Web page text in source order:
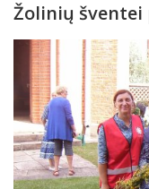
Žolinių šventei